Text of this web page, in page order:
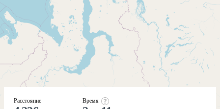
Расстояние Время